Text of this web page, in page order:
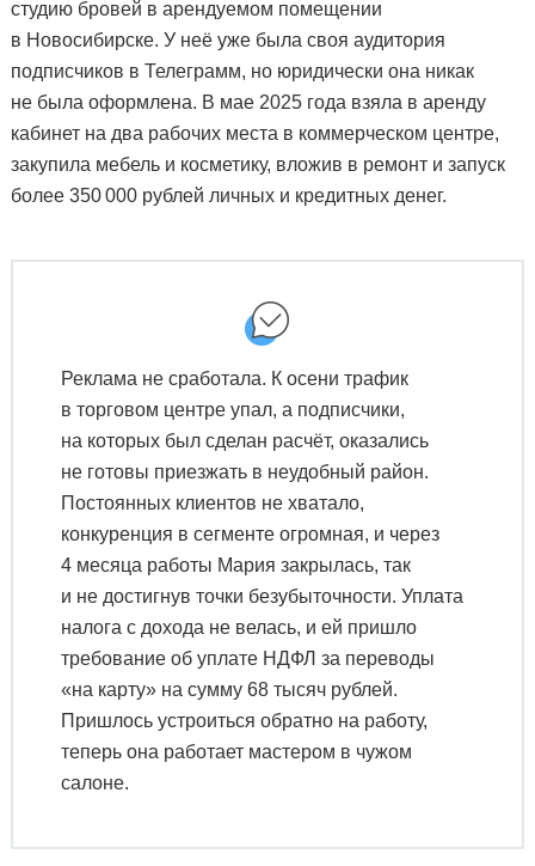
студию бровей в арендуемом помещении
в Новосибирске. У неё уже была своя аудитория
подписчиков в Телеграмм, но юридически она никак
не была оформлена. В мае 2025 года взяла в аренду
кабинет на два рабочих места в коммерческом центре,
закупила мебель и косметику, вложив в ремонт и запуск
более 350 000 рублей личных и кредитных денег.
Реклама не сработала. К осени трафик
в торговом центре упал, а подписчики,
на которых был сделан расчёт, оказались
не готовы приезжать в неудобный район.
Постоянных клиентов не хватало,
конкуренция в сегменте огромная, и через
4 месяца работы Мария закрылась, так
и не достигнув точки безубыточности. Уплата
налога с дохода не велась, и ей пришло
требование об уплате НДФЛ за переводы
«на карту» на сумму 68 тысяч рублей.
Пришлось устроиться обратно на работу,
теперь она работает мастером в чужом
салоне.